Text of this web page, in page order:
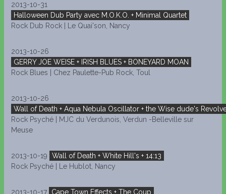
2013-10-31
Halloween Dub Party avec M.O.K.O. + Minimal Quartet
Rock Dub Rock | Le Quai'son, Nancy
2013-10-26
GERRY JOE WEISE + IRISH BLUES + BONEYARD MOAN
Rock Blues | Chez Paulette-Pub Rock, Toul
2013-10-26
Wall of Death + Aqua Nebula Oscillator + the Wise dude's
Rock Psyché | MJC du Verdunois, Verdun -Belleville sur
Meuse
2013-10-19
Wall of Death + White Hill's + 14:13
Rock Psyché | Le Hublot, Nancy
2013-10-17 Cape Town Effects + The Coup